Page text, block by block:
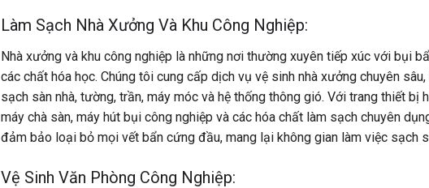
Làm Sạch Nhà Xưởng Và Khu Công Nghiệp:
Nhà xưởng và khu công nghiệp là những nơi thường xuyên tiếp xúc với bụi
các chất hóa học. Chúng tôi cung cấp dịch vụ vệ sinh nhà xưởng chuyên
sạch sàn nhà, tường, trần, máy móc và hệ thống thông gió. Với trang thiết bị
máy chà sàn, máy hút bụi công nghiệp và các hóa chất làm sạch chuyên
đảm bảo loại bỏ mọi vết bẩn cứng đầu, mang lại không gian làm việc sạch
Vệ Sinh Văn Phòng Công Nghiệp: